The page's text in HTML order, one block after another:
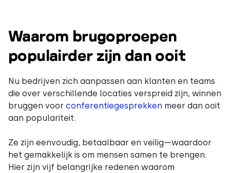
Waarom brugoproepen
populairder zijn dan ooit
Nu bedrijven zich aanpassen aan klanten en teams
die over verschillende locaties verspreid zijn, winnen
bruggen voor conferentiegesprekken meer dan ooit
aan populariteit.
Ze zijn eenvoudig, betaalbaar en veilig—waardoor
het gemakkelijk is om mensen samen te brengen.
Hier zijn vijf belangrijke redenen waarom